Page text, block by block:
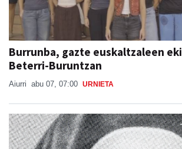
Burrunba, gazte euskaltzaleen
Beterri-Buruntzan
Aiurri abu 07, 07:00 URNIETA